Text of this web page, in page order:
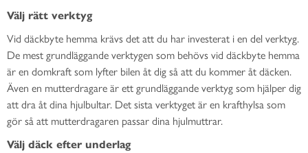
Välj rätt verktyg
Vid däckbyte hemma krävs det att du har investerat i en del verktyg.
De mest grundläggande verktygen som behövs vid däckbyte hemma
är en domkraft som lyfter bilen åt dig så att du kommer åt däcken.
Även en mutterdragare är ett grundläggande verktyg som hjälper dig
att dra åt dina hjulbultar. Det sista verktyget är en krafthylsa som
gör så att mutterdragaren passar dina hjulmuttrar.
Välj däck efter underlag